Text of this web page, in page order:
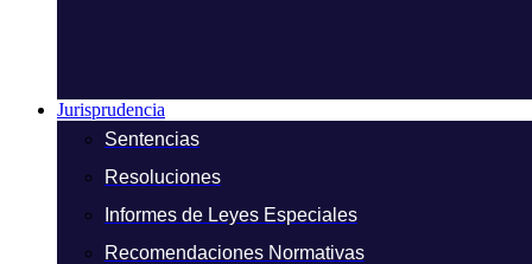
Jurisprudencia
Sentencias
Resoluciones
Informes de Leyes Especiales
Recomendaciones Normativas